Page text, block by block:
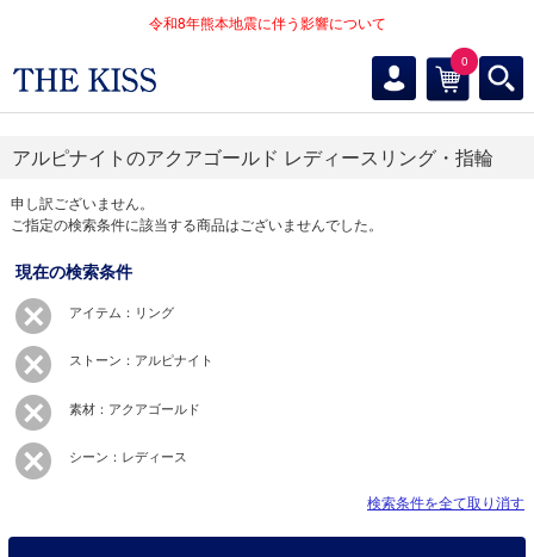
令和8年熊本地震に伴う影響について
0
アルピナイトのアクアゴールド レディースリング・指輪
申し訳ございません。
ご指定の検索条件に該当する商品はございませんでした。
現在の検索条件
アイテム：リング
ストーン：アルピナイト
素材：アクアゴールド
シーン：レディース
検索条件を全て取り消す